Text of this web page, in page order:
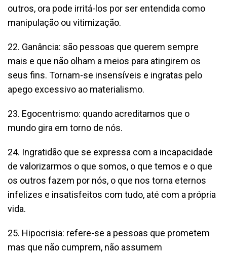
outros, ora pode irritá-los por ser entendida como
manipulação ou vitimização.
22. Ganância: são pessoas que querem sempre
mais e que não olham a meios para atingirem os
seus fins. Tornam-se insensíveis e ingratas pelo
apego excessivo ao materialismo.
23. Egocentrismo: quando acreditamos que o
mundo gira em torno de nós.
24. Ingratidão que se expressa com a incapacidade
de valorizarmos o que somos, o que temos e o que
os outros fazem por nós, o que nos torna eternos
infelizes e insatisfeitos com tudo, até com a própria
vida.
25. Hipocrisia: refere-se a pessoas que prometem
mas que não cumprem, não assumem